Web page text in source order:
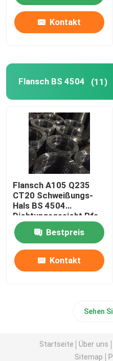
Kontakt
Flansch BS 4504 (11)
Flansch A105 Q235
CT20 Schweißungs-
Hals BS 4504
Dichtungsgesicht Rfs
FF
Bestpreis
Kontakt
Sehen
Startseite Über uns
Sitemap